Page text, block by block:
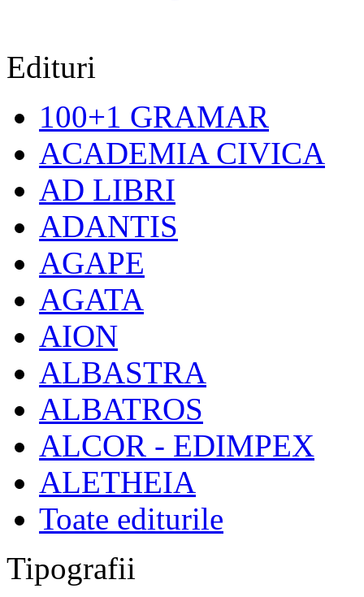
Edituri
100+1 GRAMAR
ACADEMIA CIVICA
AD LIBRI
ADANTIS
AGAPE
AGATA
AION
ALBASTRA
ALBATROS
ALCOR - EDIMPEX
ALETHEIA
Toate editurile
Tipografii